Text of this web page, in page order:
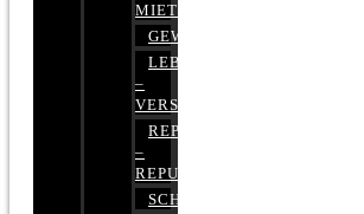
MIETE
GEWERBERECHT
LEBENSVERSICHERUNG
–
VERSICHERUNGSRECHT
REPUTATIONSRECHT
–
REPUTATIONSMANAGEMENT
SCHUFARECHT